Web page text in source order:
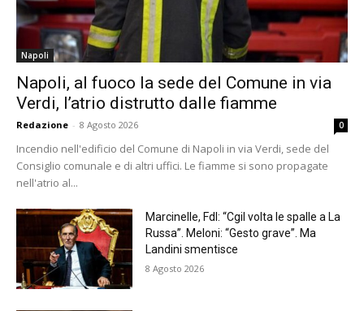
Napoli
Napoli, al fuoco la sede del Comune in via
Verdi, l’atrio distrutto dalle fiamme
Redazione - 8 Agosto 2026 0
Incendio nell'edificio del Comune di Napoli in via Verdi, sede del
Consiglio comunale e di altri uffici. Le fiamme si sono propagate
nell'atrio al...
Marcinelle, FdI: “Cgil volta le spalle a La
Russa”. Meloni: “Gesto grave”. Ma
Landini smentisce
8 Agosto 2026